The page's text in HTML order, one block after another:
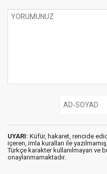
UYARI: Küfür, hakaret, rencide
içeren, imla kuralları ile yazılmamış,
Türkçe karakter kullanılmayan ve
onaylanmamaktadır.